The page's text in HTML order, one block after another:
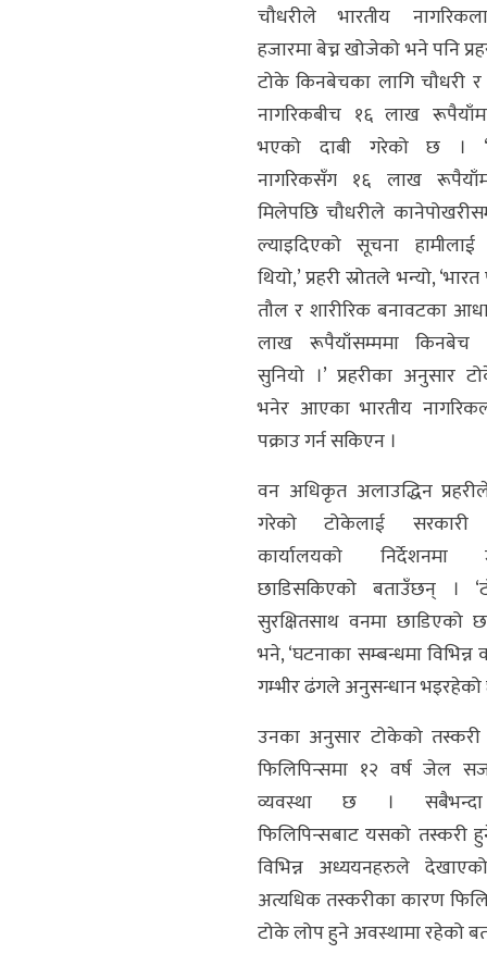
चौधरीले भारतीय
हजारमा बेच्न खोजेको भने पनि
टोके किनबेचका लागि चौधरी र
नागरिकबीच १६ लाख
भएको दाबी गरेको छ ।
नागरिकसँग १६ लाख
मिलेपछि चौधरीले
ल्याइदिएको सूचना
थियो,’ प्रहरी स्रोतले भन्यो, ‘भारत
तौल र शारीरिक बनावटका
लाख रूपैयाँसम्ममा किनबेच
सुनियो ।’ प्रहरीका अनुसार
भनेर आएका भारतीय
पक्राउ गर्न सकिएन ।
वन अधिकृत अलाउद्धिन
गरेको टोकेलाई
कार्यालयको निर्देशनमा
छाडिसकिएको बताउँछन् ।
सुरक्षितसाथ वनमा छाडिएको
भने, ‘घटनाका सम्बन्धमा विभिन्न
गम्भीर ढंगले अनुसन्धान भइरहेको
उनका अनुसार टोकेको तस्करी
फिलिपिन्समा १२ वर्ष जेल
व्यवस्था छ ।
फिलिपिन्सबाट यसको तस्करी
विभिन्न अध्ययनहरुले
अत्यधिक तस्करीका कारण
टोके लोप हुने अवस्थामा रहेको